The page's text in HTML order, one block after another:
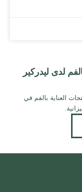
لدى ليدركير
العناية بالفم في